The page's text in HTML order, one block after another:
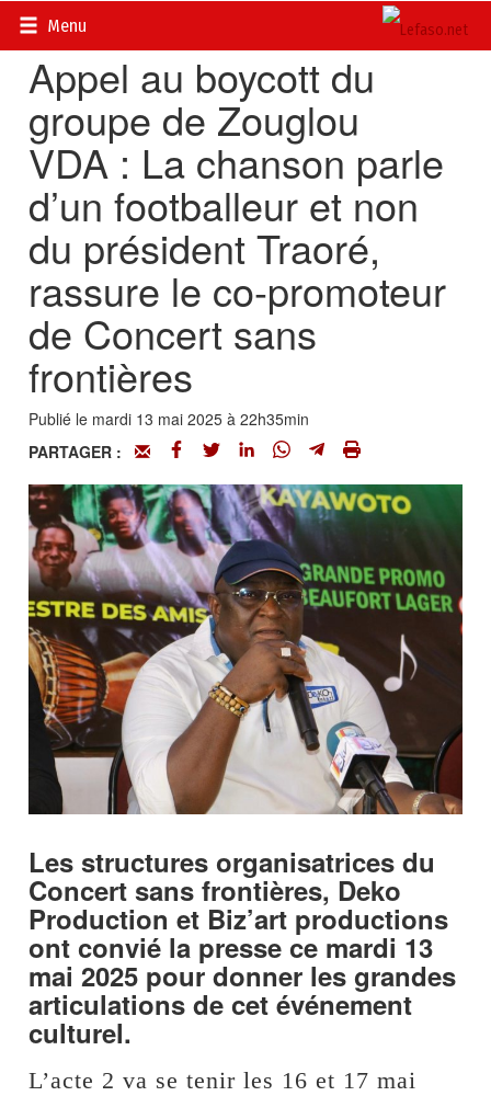
Menu
Accueil>
Appel au boycott du
groupe de Zouglou
VDA : La chanson parle
d’un footballeur et non
du président Traoré,
rassure le co-promoteur
de Concert sans
frontières
Publié le mardi 13 mai 2025 à 22h35min
PARTAGER :
Les structures organisatrices du
Concert sans frontières, Deko
Production et Biz’art productions
ont convié la presse ce mardi 13
mai 2025 pour donner les grandes
articulations de cet événement
culturel.
L’acte 2 va se tenir les 16 et 17 mai